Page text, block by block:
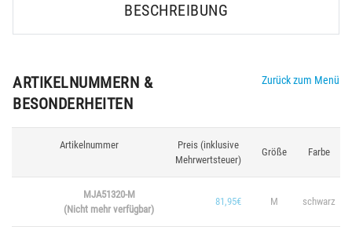
BESCHREIBUNG
ARTIKELNUMMERN &
BESONDERHEITEN
Zurück zum Menü
Artikelnummer
Preis (inklusive
Mehrwertsteuer)
Größe Farbe
MJA51320-M
(Nicht mehr verfügbar)
81,95€ M schwarz